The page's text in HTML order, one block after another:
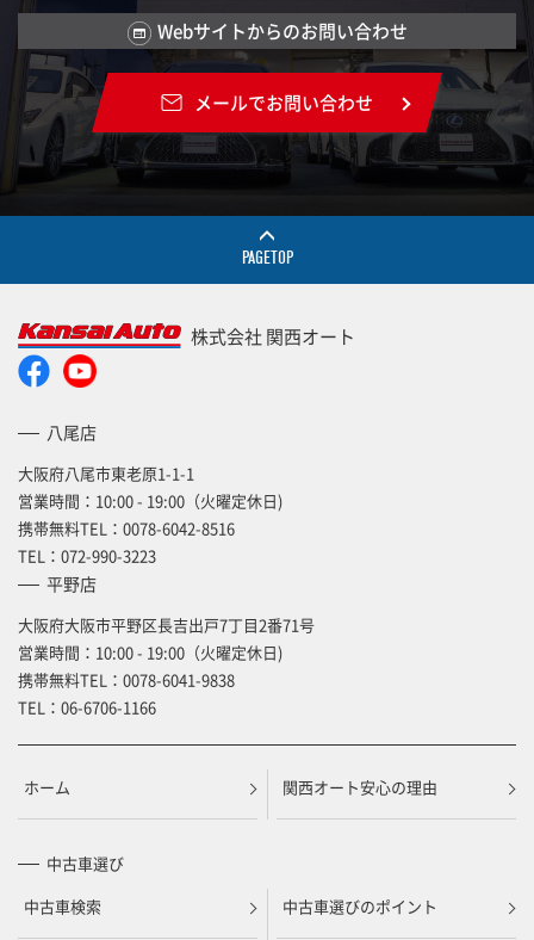
Webサイトからのお問い合わせ
メールでお問い合わせ
PAGETOP
株式会社 関西オート
八尾店
大阪府八尾市東老原1-1-1
営業時間：10:00 - 19:00（火曜定休日)
携帯無料TEL： 0078-6042-8516
TEL： 072-990-3223
平野店
大阪府大阪市平野区長吉出戸7丁目2番71号
営業時間：10:00 - 19:00（火曜定休日)
携帯無料TEL： 0078-6041-9838
TEL： 06-6706-1166
ホーム 関西オート安心の理由
中古車選び
中古車検索
中古車選びのポイント